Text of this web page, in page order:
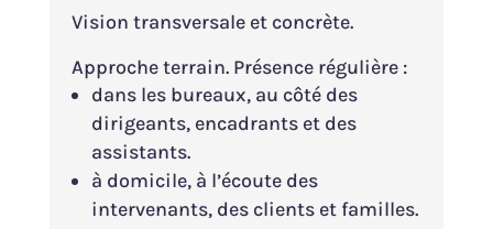
Vision transversale et concrète.
Approche terrain. Présence régulière :
dans les bureaux, au côté des
dirigeants, encadrants et des
assistants.
à domicile, à l’écoute des
intervenants, des clients et familles.